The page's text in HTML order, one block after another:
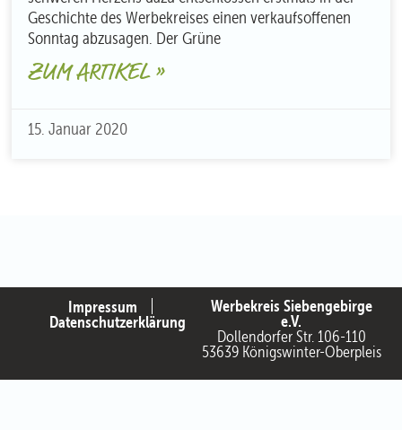
Geschichte des Werbekreises einen verkaufsoffenen
Sonntag abzusagen. Der Grüne
ZUM ARTIKEL »
15. Januar 2020
Impressum
Datenschutzerklärung
Werbekreis Siebengebirge
e.V.
Dollendorfer Str. 106-110
53639 Königswinter-Oberpleis